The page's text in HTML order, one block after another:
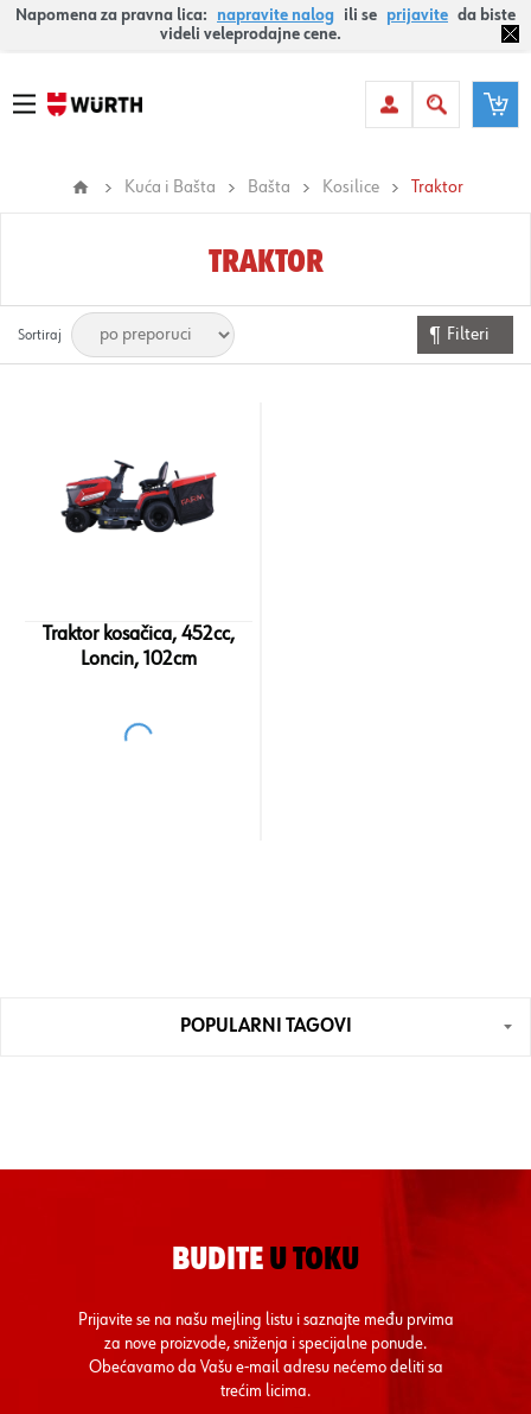
Napomena za pravna lica: napravite nalog ili se prijavite da biste
videli veleprodajne cene.
Kuća i Bašta Bašta Kosilice Traktor
TRAKTOR
Sortiraj Filteri
Traktor kosačica, 452cc,
Loncin, 102cm
POPULARNI TAGOVI
BUDITE U TOKU
Prijavite se na našu mejling listu i saznajte među prvima
za nove proizvode, sniženja i specijalne ponude.
Obećavamo da Vašu e-mail adresu nećemo deliti sa
trećim licima.